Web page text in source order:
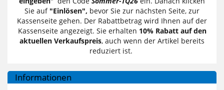
Sie auf "Einlösen", bevor Sie zur nächsten Seite, zur
Kassenseite gehen. Der Rabattbetrag wird Ihnen auf der
Kassenseite angezeigt. Sie erhalten 10% Rabatt auf den
aktuellen Verkaufspreis, auch wenn der Artikel bereits
reduziert ist.
Informationen